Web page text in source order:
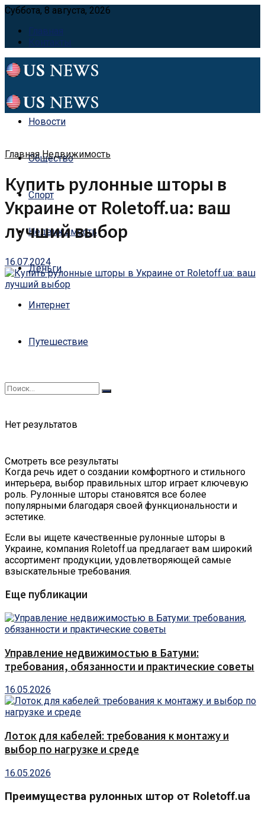
Суббота, 8 августа, 2026
Главная
Контакты
Новости
Общество
Спорт
Недвижимость
Деньги
Интернет
Путешествие
Нет результатов
Смотреть все результаты
Главная Недвижимость
Купить рулонные шторы в
Украине от Roletoff.ua: ваш
лучший выбор
16.07.2024
Когда речь идет о создании комфортного и стильного
интерьера, выбор правильных штор играет ключевую
роль. Рулонные шторы становятся все более
популярными благодаря своей функциональности и
эстетике.
Если вы ищете качественные рулонные шторы в
Украине, компания Roletoff.ua предлагает вам широкий
ассортимент продукции, удовлетворяющей самые
взыскательные требования.
Еще публикации
Управление недвижимостью в Батуми:
требования, обязанности и практические советы
16.05.2026
Лоток для кабелей: требования к монтажу и
выбор по нагрузке и среде
16.05.2026
Преимущества рулонных штор от Roletoff.ua